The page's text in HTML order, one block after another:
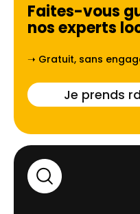
Faites-vous
nos experts
➝ Gratuit, sans
Je prends